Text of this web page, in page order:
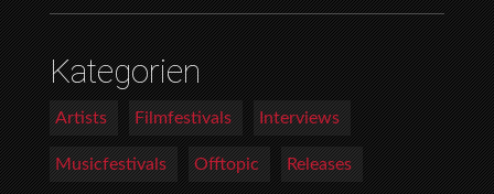
Kategorien
Artists Filmfestivals Interviews
Musicfestivals Offtopic Releases